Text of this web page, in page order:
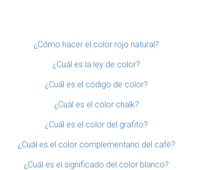
¿Cómo hacer el color rojo natural?
¿Cuál es la ley de color?
¿Cuál es el código de color?
¿Cuál es el color chalk?
¿Cuál es el color del grafito?
¿Cuál es el color complementario del café?
¿Cuál es el significado del color blanco?